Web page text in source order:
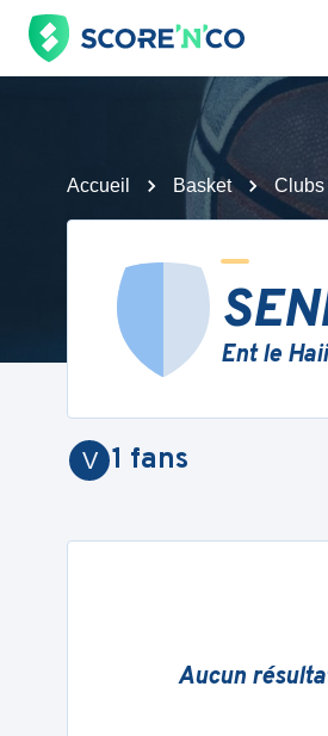
Accueil Basket Clubs
Ent le
V 1 fans
Aucun